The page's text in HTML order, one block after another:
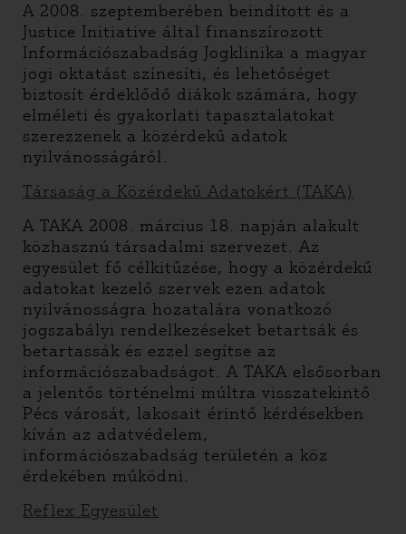
A 2008. szeptemberében beindított és a
Justice Initiative által finanszírozott
Információszabadság Jogklinika a magyar
jogi oktatást színesíti, és lehetőséget
biztosít érdeklődő diákok számára, hogy
elméleti és gyakorlati tapasztalatokat
szerezzenek a közérdekű adatok
nyilvánosságáról.
Társaság a Közérdekű Adatokért (TAKA)
A TAKA 2008. március 18. napján alakult
közhasznú társadalmi szervezet. Az
egyesület fő célkitűzése, hogy a közérdekű
adatokat kezelő szervek ezen adatok
nyilvánosságra hozatalára vonatkozó
jogszabályi rendelkezéseket betartsák és
betartassák és ezzel segítse az
információszabadságot. A TAKA elsősorban
a jelentős történelmi múltra visszatekintő
Pécs városát, lakosait érintő kérdésekben
kíván az adatvédelem,
információszabadság területén a köz
érdekében működni.
Reflex Egyesület